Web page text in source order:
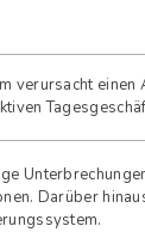
verursacht
Darüber